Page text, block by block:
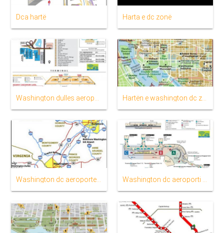
Dca hartë Harta e dc zonë
Hartën e washington dc zonë